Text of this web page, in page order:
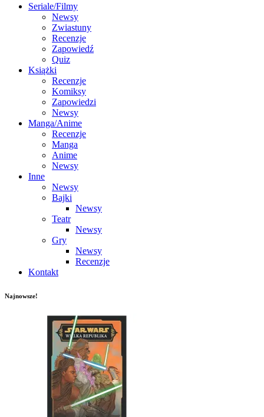
Seriale/Filmy
Newsy
Zwiastuny
Recenzje
Zapowiedź
Quiz
Książki
Recenzje
Komiksy
Zapowiedzi
Newsy
Manga/Anime
Recenzje
Manga
Anime
Newsy
Inne
Newsy
Bajki
Newsy
Teatr
Newsy
Gry
Newsy
Recenzje
Kontakt
Najnowsze!